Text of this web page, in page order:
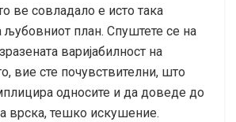
ве совладало е исто така
љубовниот план. Спуштете се на
варијабилност на
вие сте почувствителни, што
односите и да доведе до
врска, тешко искушение.